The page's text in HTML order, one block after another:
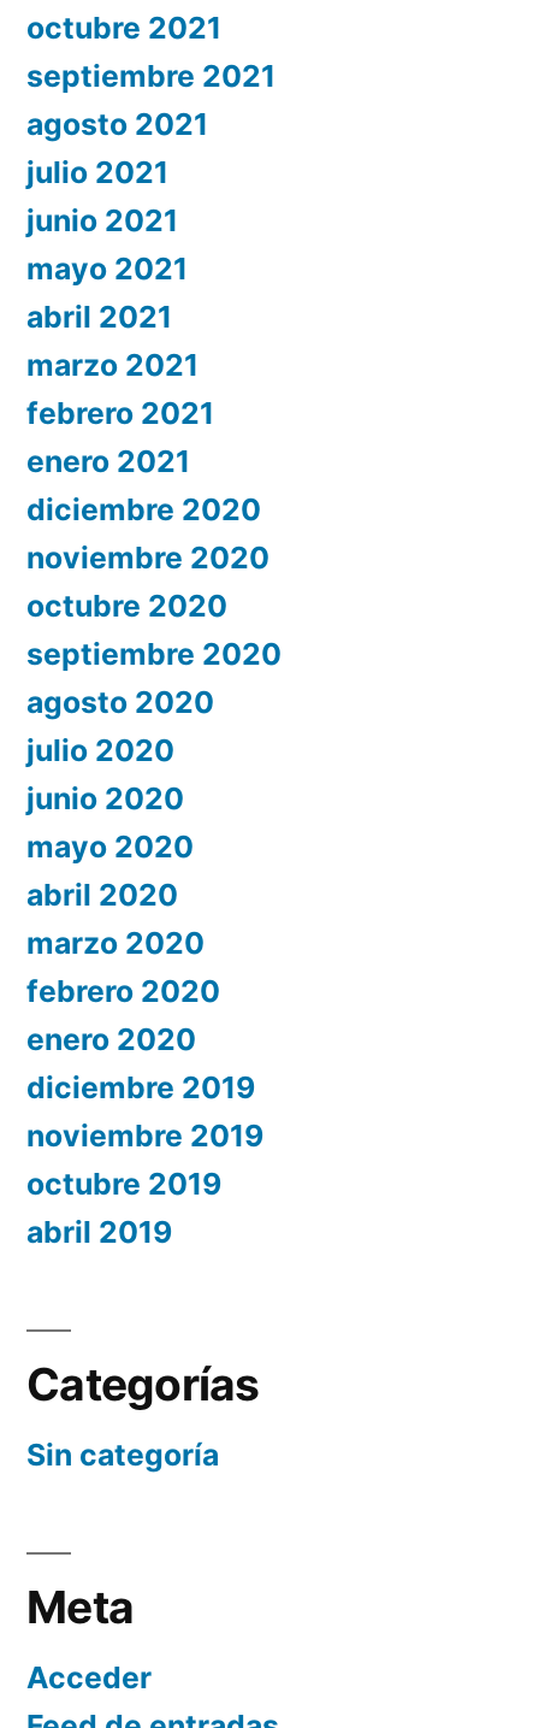
octubre 2021
septiembre 2021
agosto 2021
julio 2021
junio 2021
mayo 2021
abril 2021
marzo 2021
febrero 2021
enero 2021
diciembre 2020
noviembre 2020
octubre 2020
septiembre 2020
agosto 2020
julio 2020
junio 2020
mayo 2020
abril 2020
marzo 2020
febrero 2020
enero 2020
diciembre 2019
noviembre 2019
octubre 2019
abril 2019
Categorías
Sin categoría
Meta
Acceder